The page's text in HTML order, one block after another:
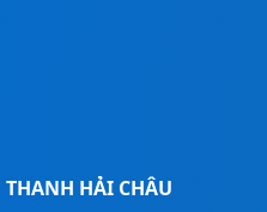
HẢI CHÂU